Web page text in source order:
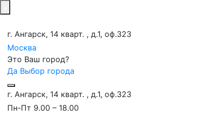
г. Ангарск, 14 кварт. , д.1, оф.323
Москва
Это Ваш город?
Да Выбор города
г. Ангарск, 14 кварт. , д.1, оф.323
Пн-Пт 9.00 – 18.00